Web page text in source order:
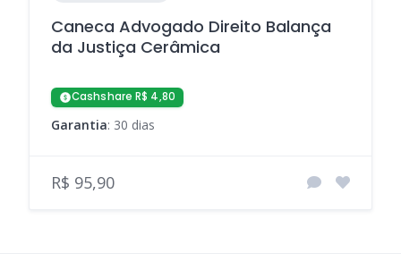
Caneca Advogado Direito Balança
da Justiça Cerâmica
Cashshare R$ 4,80
Garantia: 30 dias
R$ 95,90